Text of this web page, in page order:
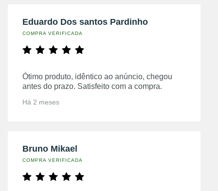
Eduardo Dos santos Pardinho
COMPRA VERIFICADA
Ótimo produto, idêntico ao anúncio, chegou
antes do prazo. Satisfeito com a compra.
Há 2 meses
Bruno Mikael
COMPRA VERIFICADA